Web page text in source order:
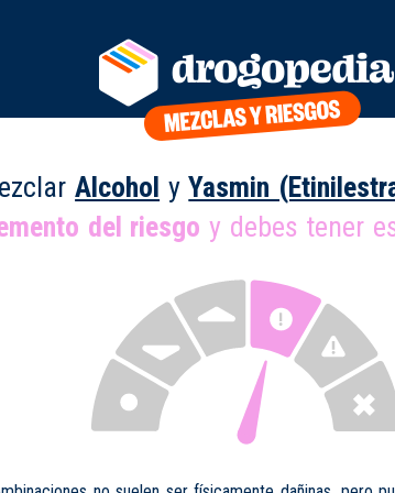
Alcohol yYasmin
del riesgo y debes tener